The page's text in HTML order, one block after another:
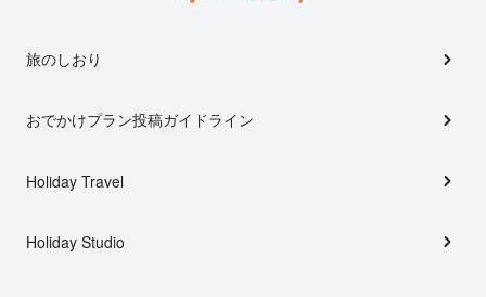
旅のしおり
おでかけプラン投稿ガイドライン
Holiday Travel
Holiday Studio